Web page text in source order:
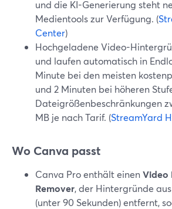
und die KI-Generierung steht
Medientools zur Verfügung. (
Center)
Hochgeladene Video-
und laufen automatisch in
Minute bei den meisten
und 2 Minuten bei höheren
Dateigrößenbeschränkungen
MB je nach Tarif. (StreamYard
Wo Canva passt
Canva Pro enthält einenVideo
Remover, der Hintergründe
(unter 90 Sekunden) entfernt,